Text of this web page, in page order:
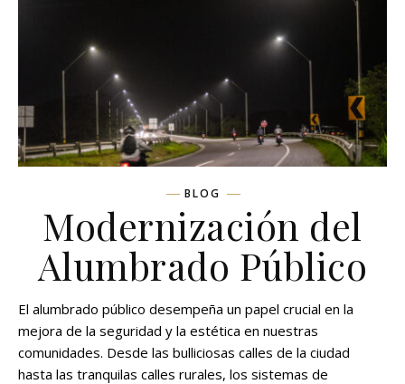
BLOG
Modernización del
Alumbrado Público
El alumbrado público desempeña un papel crucial en la
mejora de la seguridad y la estética en nuestras
comunidades. Desde las bulliciosas calles de la ciudad
hasta las tranquilas calles rurales, los sistemas de